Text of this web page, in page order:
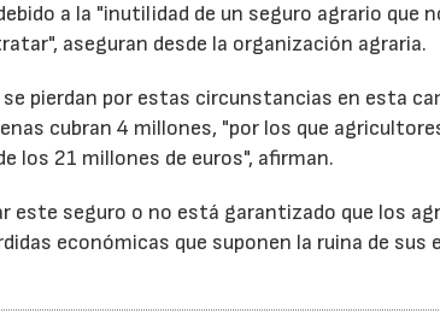
a la "inutilidad de un seguro agrario que
aseguran desde la organización agraria.
pierdan por estas circunstancias en esta
cubran 4 millones, "por los que
los 21 millones de euros", afirman.
este seguro o no está garantizado que los
económicas que suponen la ruina de sus
23/07/2026